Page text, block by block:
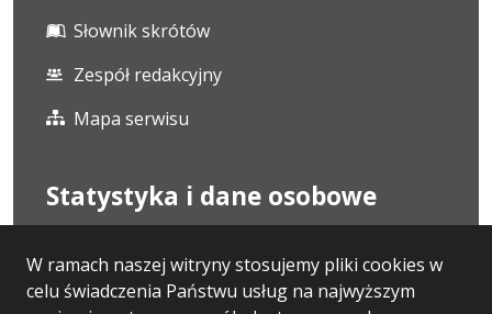
W ramach naszej witryny stosujemy pliki cookies w
celu świadczenia Państwu usług na najwyższym
Słownik skrótów
Zespół redakcyjny
Mapa serwisu
Statystyka i dane osobowe
Ostatnio dodane